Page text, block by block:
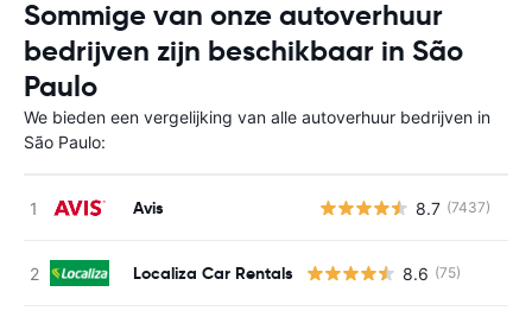
Sommige van onze autoverhuur
bedrijven zijn beschikbaar in São
Paulo
We bieden een vergelijking van alle autoverhuur bedrijven in
São Paulo:
Avis 8.7 (7437)
Localiza Car Rentals 8.6 (75)